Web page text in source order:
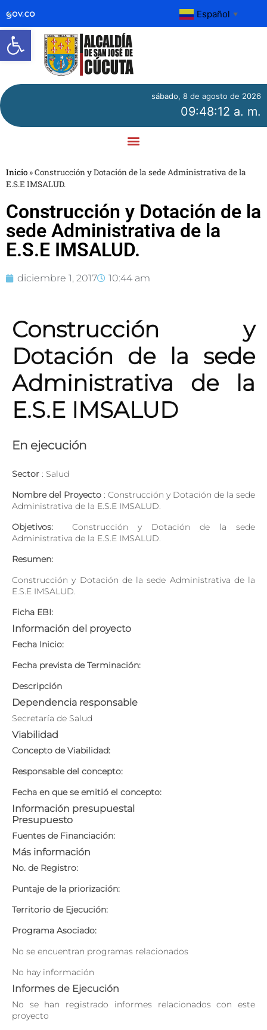
Abrir barra de herramientas
Español ▼
sábado, 8 de agosto de 2026
09:48:13 a. m.
Inicio »Construcción y Dotación de la sede Administrativa de la
E.S.E IMSALUD.
Construcción y Dotación de la
sede Administrativa de la
E.S.E IMSALUD.
diciembre 1, 2017 10:44 am
Construcción y
Dotación de la sede
Administrativa de la
E.S.E IMSALUD
En ejecución
Sector : Salud
Nombre del Proyecto : Construcción y Dotación de la sede
Administrativa de la E.S.E IMSALUD.
Objetivos: Construcción y Dotación de la sede
Administrativa de la E.S.E IMSALUD.
Resumen:
Construcción y Dotación de la sede Administrativa de la
E.S.E IMSALUD.
Ficha EBI:
Información del proyecto
Fecha Inicio:
Fecha prevista de Terminación:
Descripción
Dependencia responsable
Secretaría de Salud
Viabilidad
Concepto de Viabilidad:
Responsable del concepto:
Fecha en que se emitió el concepto:
Información presupuestal
Presupuesto
Fuentes de Financiación:
Más información
No. de Registro:
Puntaje de la priorización:
Territorio de Ejecución:
Programa Asociado:
No se encuentran programas relacionados
No hay información
Informes de Ejecución
No se han registrado informes relacionados con este
proyecto